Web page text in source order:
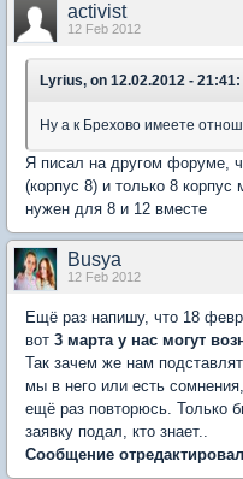
activist
12 Feb 2012
Lyrius, on 12.02.2012 - 21:41:
Ну а к Брехово имеете
Я писал на другом форуме,
(корпус 8) и только 8 корпус
нужен для 8 и 12 вместе
Busya
12 Feb 2012
Ещё раз напишу, что 18
вот 3 марта у нас могут
Так зачем же нам
мы в него или есть
ещё раз повторюсь. Только
заявку подал, кто знает..
Сообщение